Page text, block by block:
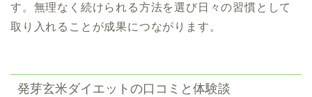
す。無理なく続けられる方法を選び日々の習慣として
取り入れることが成果につながります。
発芽玄米ダイエットの口コミと体験談